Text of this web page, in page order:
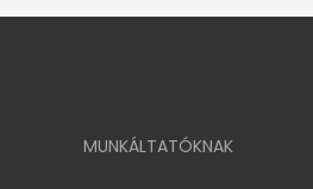
MUNKÁLTATÓKNAK